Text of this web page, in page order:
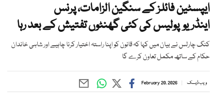
ایپسٹین فائلز کے سنگین الزامات، پرنس
اینڈریو پولیس کی کئی گھنٹوں تفتیش کے بعد رہا
کنگ چارلس نے بیان میں کہا کہ قانون کو اپنا راستہ اختیار کرنا چاہیے اور شاہی خاندان
حکام کے ساتھ مکمل تعاون کرے گا
ویب ڈیسک February 20, 2026